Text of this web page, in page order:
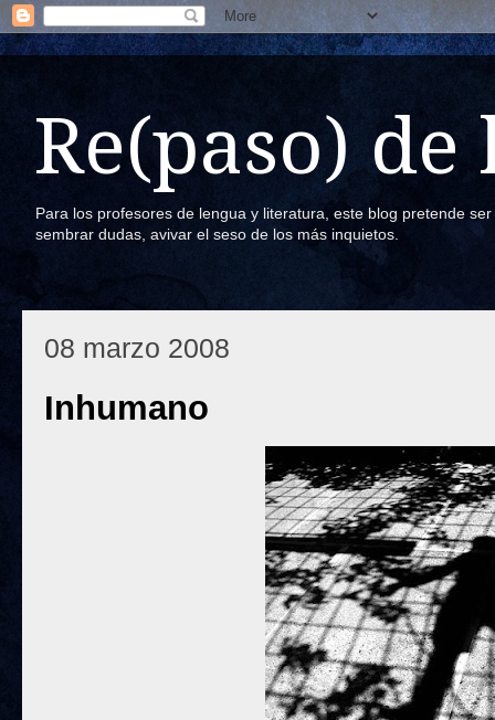
Re(paso) de
Para los profesores de lengua y literatura, este blog pretende
sembrar dudas, avivar el seso de los más inquietos.
08 marzo 2008
Inhumano